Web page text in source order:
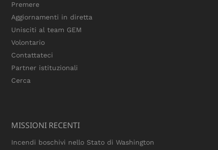
Premere
Aggiornamenti in diretta
Unisciti al team GEM
Volontario
Contattateci
Partner istituzionali
Cerca
MISSIONI RECENTI
Incendi boschivi nello Stato di Washington